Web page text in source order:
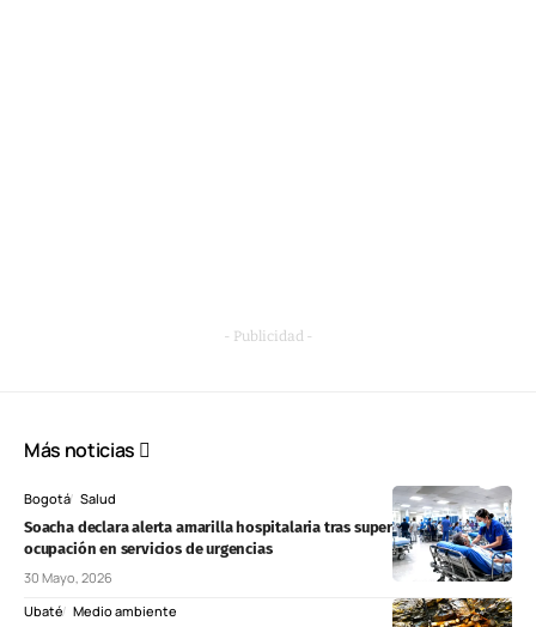
- Publicidad -
Más noticias
Bogotá Salud
Soacha declara alerta amarilla hospitalaria tras superar el 200 % de
ocupación en servicios de urgencias
30 Mayo, 2026
Ubaté Medio ambiente